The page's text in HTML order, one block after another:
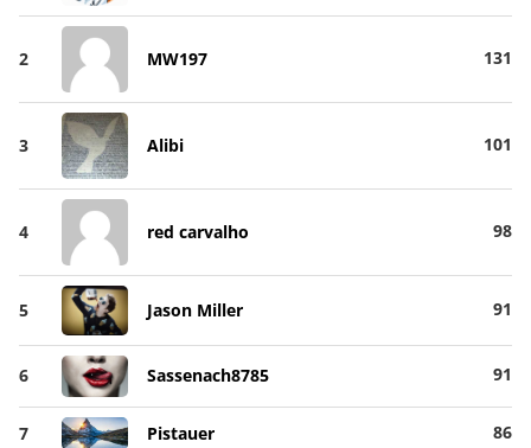
2 MW197 131
3 Alibi 101
4 red carvalho 98
5 Jason Miller 91
6 Sassenach8785 91
7 Pistauer 86